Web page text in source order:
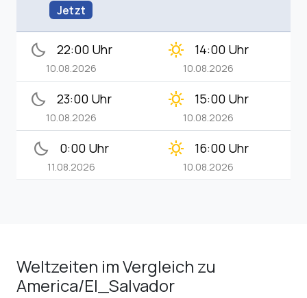
Jetzt
bedtime 22:00 Uhr
10.08.2026
clear_day 14:00 Uhr
10.08.2026
bedtime 23:00 Uhr
10.08.2026
clear_day 15:00 Uhr
10.08.2026
bedtime 0:00 Uhr
11.08.2026
clear_day 16:00 Uhr
10.08.2026
Weltzeiten im Vergleich zu
America/El_Salvador